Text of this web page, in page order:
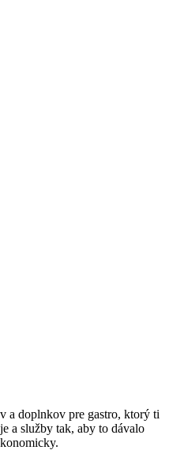
a doplnkov pre gastro, ktorý ti
a služby tak, aby to dávalo